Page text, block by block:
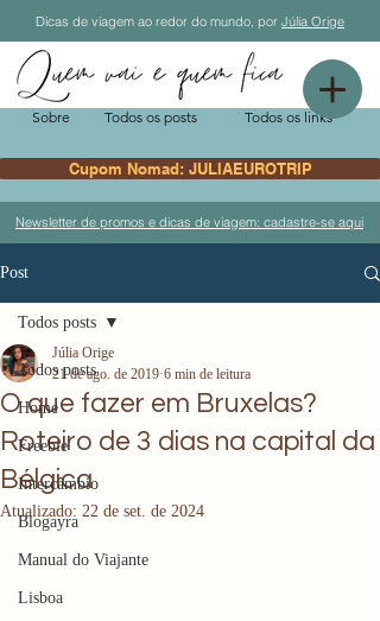
Sobre Todos os posts Todos os links
Cupom Nomad: JULIAEUROTRIP
Dicas de viagem ao redor do mundo, por Júlia Orige
Newsletter de promos e dicas de viagem: cadastre-se aqui
Post
Todos posts
Home
Freebie
Intercâmbio
Blogayra
Manual do Viajante
Lisboa
Todos posts
O que fazer em Bruxelas?
Roteiro de 3 dias na capital da
Bélgica
Júlia Orige
21 de ago. de 2019 6 min de leitura
Atualizado: 22 de set. de 2024